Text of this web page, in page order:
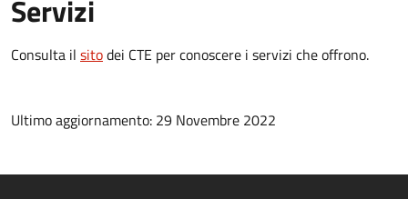
Servizi
Consulta il sitodei CTE per conoscere i servizi che offrono.
Ultimo aggiornamento: 29 Novembre 2022